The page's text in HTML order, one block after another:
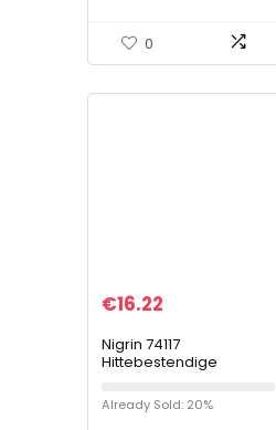
0
€16.22
Nigrin 74117
Hittebestendige
matzwarte autolak, 400
ml, beschermt motor en
Already Sold: 20%